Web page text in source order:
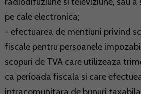
pe cale electronica;
- efectuarea de mentiuni privind
fiscale pentru persoanele
scopuri de TVA care utilizeaza
ca perioada fiscala si care